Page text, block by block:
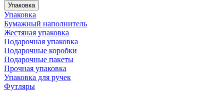
Упаковка
Упаковка
Бумажный наполнитель
Жестяная упаковка
Подарочная упаковка
Подарочные коробки
Подарочные пакеты
Прочная упаковка
Упаковка для ручек
Футляры